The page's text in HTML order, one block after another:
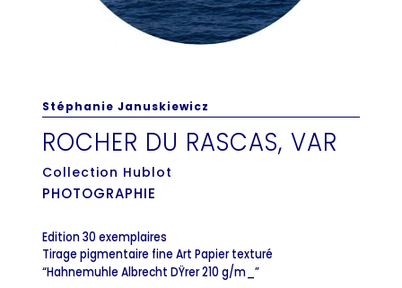
Stéphanie Januskiewicz
ROCHER DU RASCAS, VAR
Collection Hublot
PHOTOGRAPHIE
Edition 30 exemplaires
Tirage pigmentaire fine Art Papier texturé
“Hahnemuhle Albrecht DŸrer 210 g/m_”